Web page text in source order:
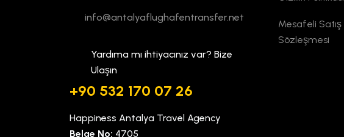
info@antalyaflughafentransfer.net
Yardıma mı ihtiyacınız var? Bize
Ulaşın
+90 532 170 07 26
Happiness Antalya Travel Agency
Belge No: 4705
Mesafeli Satış
Sözleşmesi